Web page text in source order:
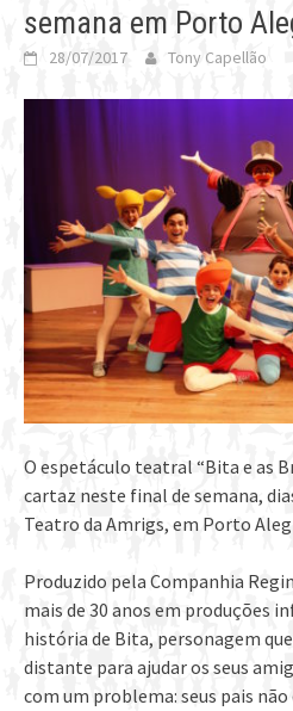
semana em Porto
28/07/2017 Tony Capellão
O espetáculo teatral “Bita e as
cartaz neste final de semana,
Teatro da Amrigs, em Porto
Produzido pela Companhia
mais de 30 anos em produções
história de Bita, personagem
distante para ajudar os seus
com um problema: seus pais